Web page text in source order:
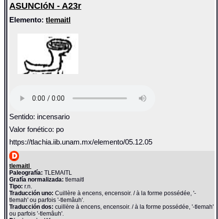
ASUNCIóN - A23r
Elemento:tlemaitl
Sentido: incensario
Valor fonético: po
https://tlachia.iib.unam.mx/elemento/05.12.05
tlemaitl
Paleografía: TLEMAITL
Grafía normalizada: tlemaitl
Tipo: r.n.
Traducción uno: Cuillère à encens, encensoir. / à la forme possédée, '-
tlemah' ou parfois '-tlemâuh'.
Traducción dos: cuillère à encens, encensoir. / à la forme possédée, '-tlemah'
ou parfois '-tlemâuh'.